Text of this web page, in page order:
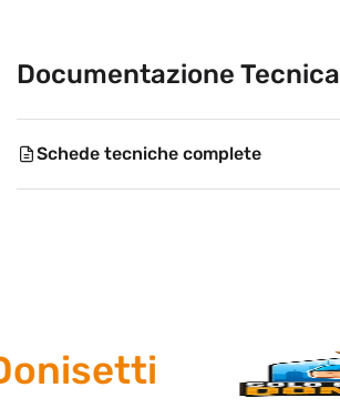
Documentazione Tecnica
Schede tecniche complete